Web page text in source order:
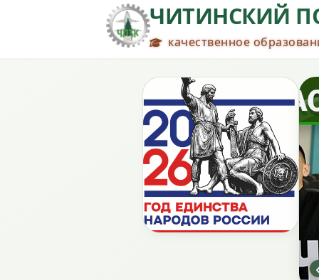
ЧИТИНСКИЙ
качественное